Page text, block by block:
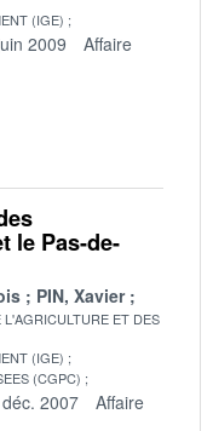
(IGE)
2009
Affaire
le Pas-de-
PIN, Xavier
ET DES
(IGE)
(CGPC)
2007
Affaire